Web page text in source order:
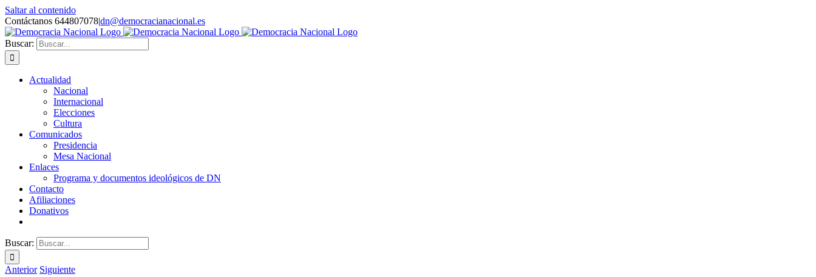
Saltar al contenido
Contáctanos 644807078|dn@democracianacional.es
Buscar:
Actualidad
Nacional
Internacional
Elecciones
Cultura
Comunicados
Presidencia
Mesa Nacional
Enlaces
Programa y documentos ideológicos de DN
Contacto
Afiliaciones
Donativos
Buscar:
Anterior Siguiente